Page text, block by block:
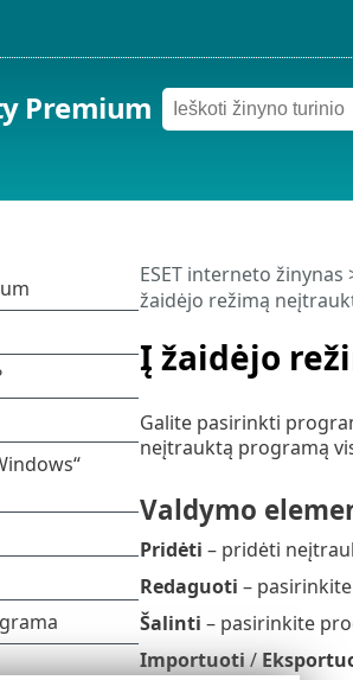
Premium
Į žaidėjo
ESET interneto žinynas
žaidėjo režimą
Galite pasirinkti
neįtrauktą programą
Valdymo
Pridėti – pridėti
Redaguoti –
Šalinti – pasirinkite
Importuoti/